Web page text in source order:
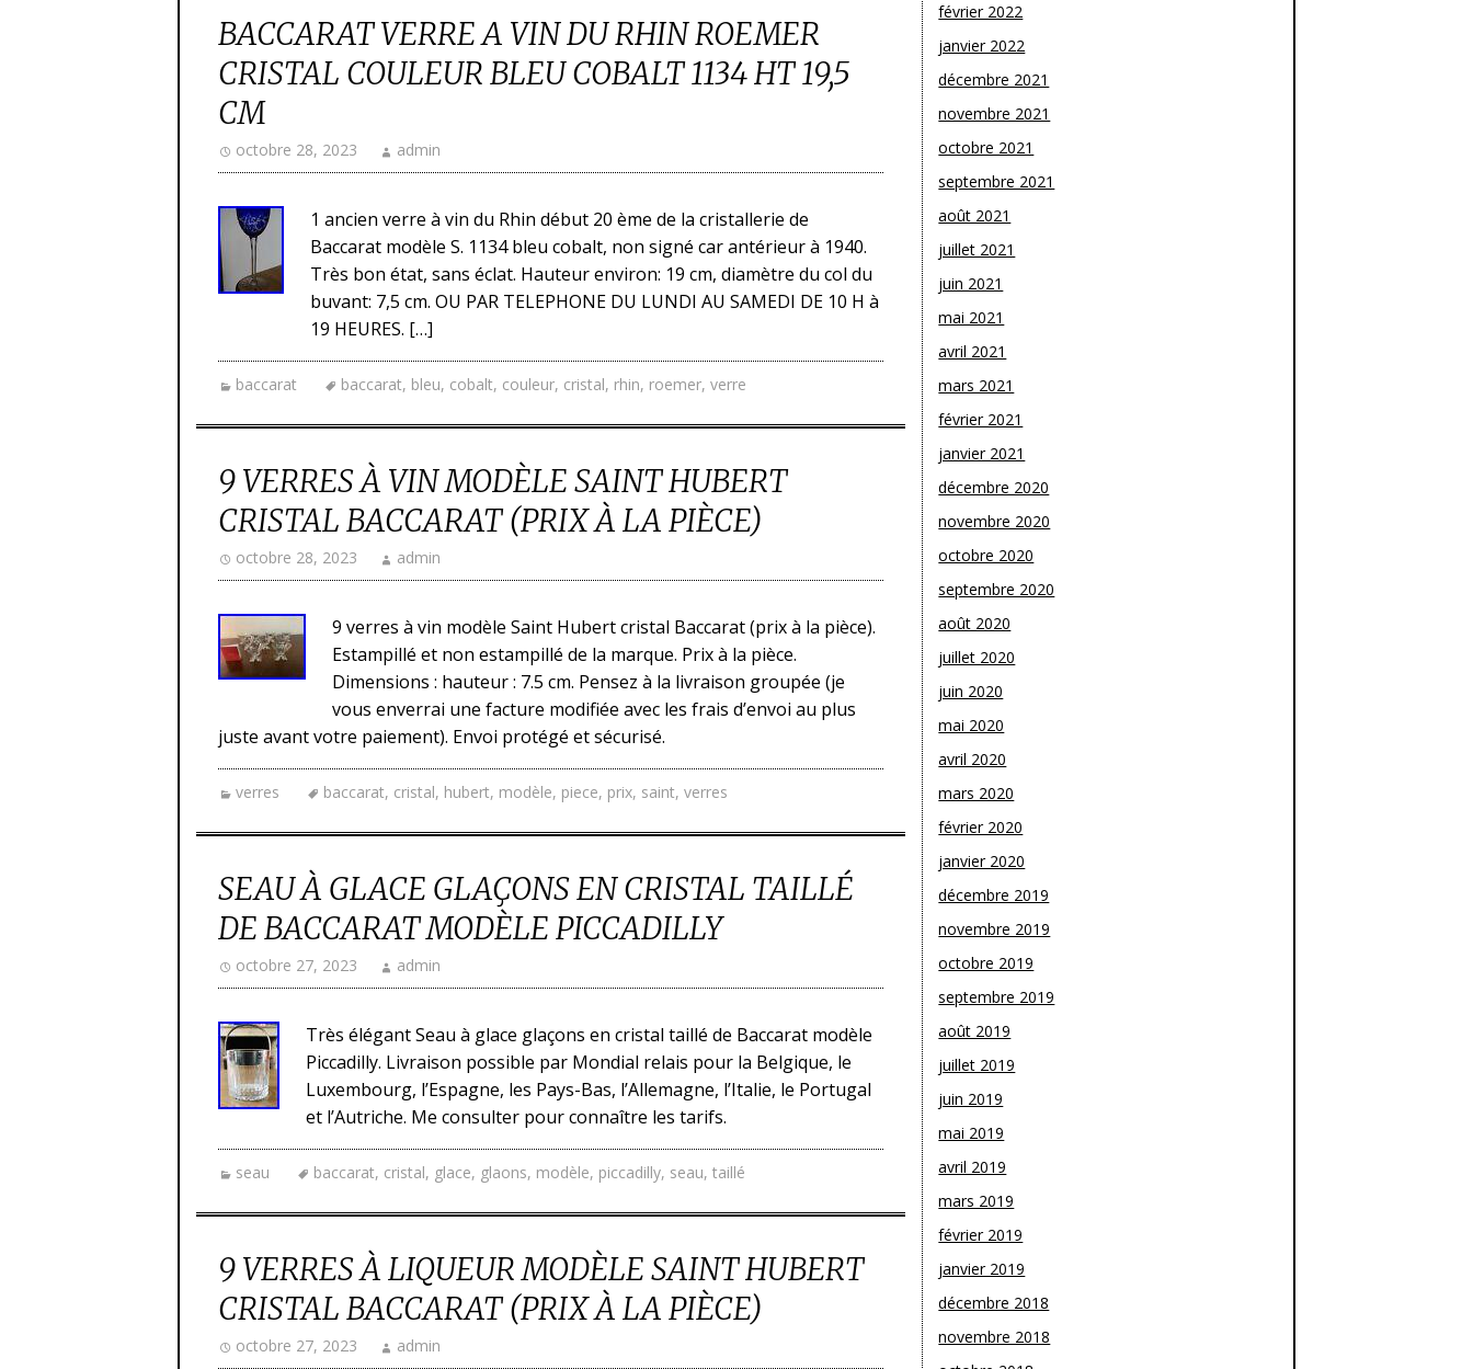
BACCARAT VERRE A VIN DU RHIN ROEMER
CRISTAL COULEUR BLEU COBALT 1134 HT 19,5
CM
octobre 28, 2023 admin
1 ancien verre à vin du Rhin début 20 ème de la cristallerie de
Baccarat modèle S. 1134 bleu cobalt, non signé car antérieur à 1940.
Très bon état, sans éclat. Hauteur environ: 19 cm, diamètre du col du
buvant: 7,5 cm. OU PAR TELEPHONE DU LUNDI AU SAMEDI DE 10 H à
19 HEURES. […]
baccarat baccarat, bleu, cobalt, couleur, cristal, rhin, roemer, verre
9 VERRES À VIN MODÈLE SAINT HUBERT
CRISTAL BACCARAT (PRIX À LA PIÈCE)
octobre 28, 2023 admin
9 verres à vin modèle Saint Hubert cristal Baccarat (prix à la pièce).
Estampillé et non estampillé de la marque. Prix à la pièce.
Dimensions : hauteur : 7.5 cm. Pensez à la livraison groupée (je
vous enverrai une facture modifiée avec les frais d’envoi au plus
juste avant votre paiement). Envoi protégé et sécurisé.
verres baccarat, cristal, hubert, modèle, piece, prix, saint, verres
SEAU À GLACE GLAÇONS EN CRISTAL TAILLÉ
DE BACCARAT MODÈLE PICCADILLY
octobre 27, 2023 admin
Très élégant Seau à glace glaçons en cristal taillé de Baccarat modèle
Piccadilly. Livraison possible par Mondial relais pour la Belgique, le
Luxembourg, l’Espagne, les Pays-Bas, l’Allemagne, l’Italie, le Portugal
et l’Autriche. Me consulter pour connaître les tarifs.
seau baccarat, cristal, glace, glaons, modèle, piccadilly, seau, taillé
9 VERRES À LIQUEUR MODÈLE SAINT HUBERT
CRISTAL BACCARAT (PRIX À LA PIÈCE)
octobre 27, 2023 admin
février 2022
janvier 2022
décembre 2021
novembre 2021
octobre 2021
septembre 2021
août 2021
juillet 2021
juin 2021
mai 2021
avril 2021
mars 2021
février 2021
janvier 2021
décembre 2020
novembre 2020
octobre 2020
septembre 2020
août 2020
juillet 2020
juin 2020
mai 2020
avril 2020
mars 2020
février 2020
janvier 2020
décembre 2019
novembre 2019
octobre 2019
septembre 2019
août 2019
juillet 2019
juin 2019
mai 2019
avril 2019
mars 2019
février 2019
janvier 2019
décembre 2018
novembre 2018